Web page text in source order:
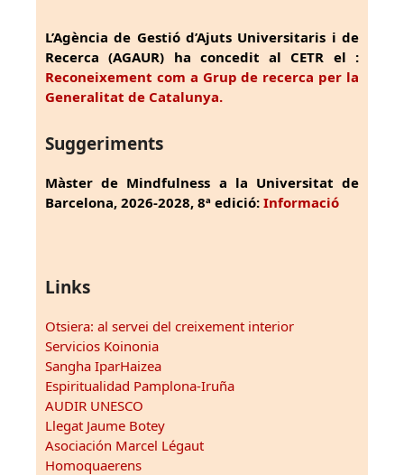
L’Agència de Gestió d’Ajuts Universitaris i de
Recerca (AGAUR) ha concedit al CETR el :
Reconeixement com a Grup de recerca per la
Generalitat de Catalunya.
Suggeriments
Màster de Mindfulness a la Universitat de
Barcelona, 2026-2028, 8ª edició: Informació
Links
Otsiera: al servei del creixement interior
Servicios Koinonia
Sangha IparHaizea
Espiritualidad Pamplona-Iruña
AUDIR UNESCO
Llegat Jaume Botey
Asociación Marcel Légaut
Homoquaerens